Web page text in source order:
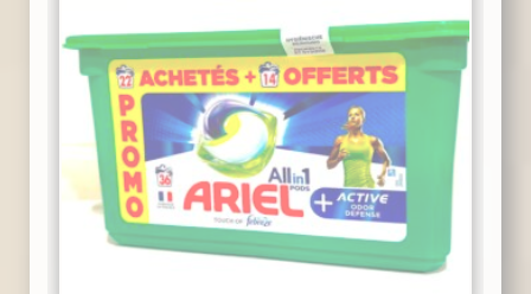
peuvent
être
choisies
sur
la
page
du
produit